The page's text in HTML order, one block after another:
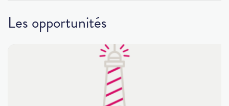
Les opportunités